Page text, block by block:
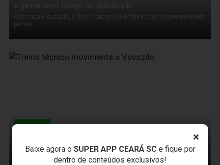
×
Baixe agora o SUPER APP CEARÁ SCe fique por
dentro de conteúdos exclusivos!
Com raça e ousadia, o Ceará encarou o Grêmio e conseguiu mais três
pontos
19 de Novembro de 2011
Treinos
O “joguinho” movimentou os atletas não relacionados para o jogo de